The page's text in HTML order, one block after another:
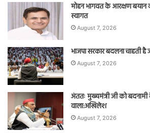
मोहन भागवत के आरक्षण बयान
स्वागत
August 7, 2026
भाजपा सरकार बदलना चाहती
August 7, 2026
अंततः मुख्यमंत्री जी को
वाला:अखिलेश
August 7, 2026